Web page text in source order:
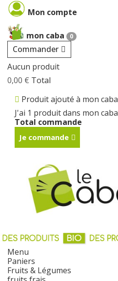
Mon compte
mon caba 0
Commander
Aucun produit
0,00 € Total
Produit ajouté à mon caba
J'ai 1 produit dans mon caba
Total commande
Je commande
Menu
Paniers
Fruits & Légumes
Cookies management panel